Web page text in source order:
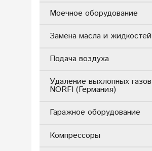
Моечное оборудование
Замена масла и жидкостей
Подача воздуха
Удаление выхлопных газов
NORFI (Германия)
Гаражное оборудование
Компрессоры